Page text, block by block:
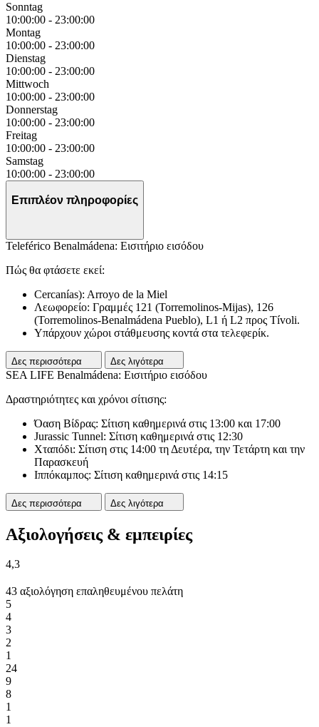
Sonntag
10:00:00 - 23:00:00
Montag
10:00:00 - 23:00:00
Dienstag
10:00:00 - 23:00:00
Mittwoch
10:00:00 - 23:00:00
Donnerstag
10:00:00 - 23:00:00
Freitag
10:00:00 - 23:00:00
Samstag
10:00:00 - 23:00:00
Επιπλέον πληροφορίες
Teleférico Benalmádena: Εισιτήριο εισόδου
Πώς θα φτάσετε εκεί:
Cercanías): Arroyo de la Miel
Λεωφορείο: Γραμμές 121 (Torremolinos-Mijas), 126
(Torremolinos-Benalmádena Pueblo), L1 ή L2 προς Tívoli.
Υπάρχουν χώροι στάθμευσης κοντά στα τελεφερίκ.
Δες περισσότερα Δες λιγότερα
SEA LIFE Benalmádena: Εισιτήριο εισόδου
Δραστηριότητες και χρόνοι σίτισης:
Όαση Βίδρας: Σίτιση καθημερινά στις 13:00 και 17:00
Jurassic Tunnel: Σίτιση καθημερινά στις 12:30
Χταπόδι: Σίτιση στις 14:00 τη Δευτέρα, την Τετάρτη και την
Παρασκευή
Ιππόκαμπος: Σίτιση καθημερινά στις 14:15
Δες περισσότερα Δες λιγότερα
Αξιολογήσεις & εμπειρίες
4,3
43 αξιολόγηση επαληθευμένου πελάτη
5
4
3
2
1
24
9
8
1
1